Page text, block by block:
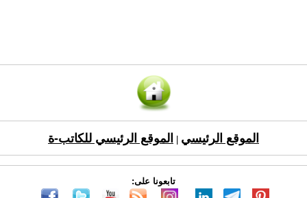
الموقع الرئيسي الموقع الرئيسي للكاتب-ة
تابعونا على: